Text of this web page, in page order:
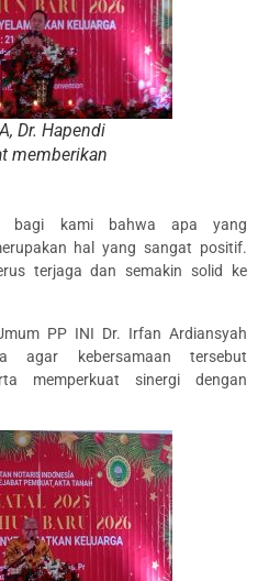
Dr. Hapendi
memberikan
bagi kami bahwa apa yang
hal yang sangat positif.
terjaga dan semakin solid ke
PP INI Dr. Irfan Ardiansyah
agar kebersamaan tersebut
memperkuat sinergi dengan